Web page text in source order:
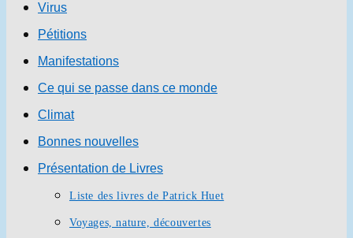
Virus
Pétitions
Manifestations
Ce qui se passe dans ce monde
Climat
Bonnes nouvelles
Présentation de Livres
Liste des livres de Patrick Huet
Voyages, nature, découvertes